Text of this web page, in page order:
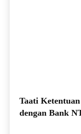
Taati
dengan Bank